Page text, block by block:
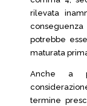
rilevata
potrebbe
maturata
Anche a
termine